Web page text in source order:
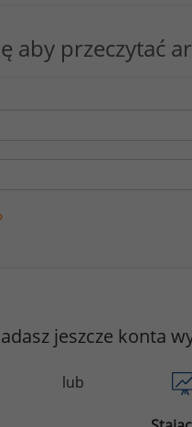
aby przeczytać
jeszcze konta
lub